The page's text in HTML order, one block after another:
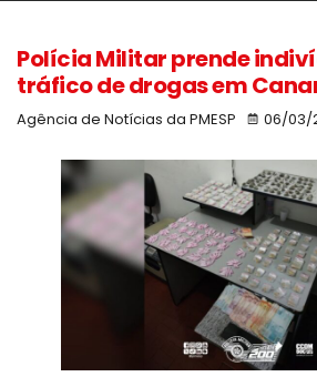
Polícia Militar prende
tráfico de drogas em
Agência de Notícias da PMESP 06/03/